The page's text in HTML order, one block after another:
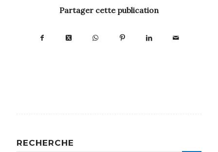
Partager cette publication
RECHERCHE